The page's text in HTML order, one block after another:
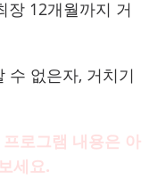
장 12개월까지 거
수 없은자, 거치기
로그램 내용은 아
세요.